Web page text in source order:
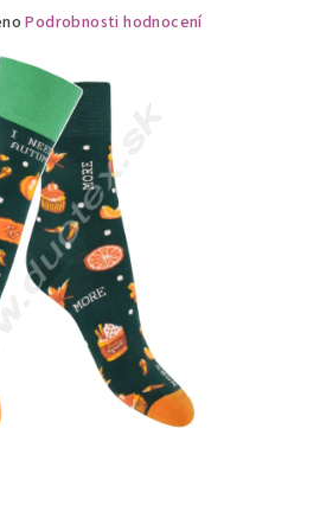
Podrobnosti hodnocení